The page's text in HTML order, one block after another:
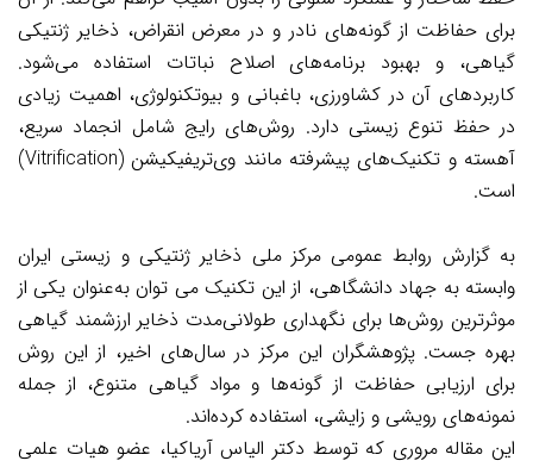
برای حفاظت از گونه‌های نادر و در معرض انقراض، ذخایر ژنتیکی
گیاهی، و بهبود برنامه‌های اصلاح نباتات استفاده می‌شود.
کاربردهای آن در کشاورزی، باغبانی و بیوتکنولوژی، اهمیت زیادی
در حفظ تنوع زیستی دارد. روش‌های رایج شامل انجماد سریع،
آهسته و تکنیک‌های پیشرفته مانند وی‌تریفیکیشن (Vitrification)
است.
به گزارش روابط عمومی مرکز ملی ذخایر ژنتیکی و زیستی ایران
وابسته به جهاد دانشگاهی، از این تکنیک می توان به‌عنوان یکی از
موثرترین روش‌ها برای نگهداری طولانی‌مدت ذخایر ارزشمند گیاهی
بهره جست. پژوهشگران این مرکز در سال‌های اخیر، از این روش
برای ارزیابی حفاظت از گونه‌ها و مواد گیاهی متنوع، از جمله
نمونه‌های رویشی و زایشی، استفاده کرده‌اند.
این مقاله مروری که توسط دکتر الیاس آریاکیا، عضو هیات علمی